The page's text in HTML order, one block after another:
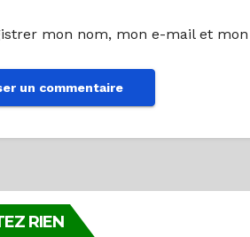
mon nom, mon e-mail et
RIEN